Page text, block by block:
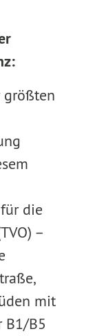
größten
die
–
mit
B1/B5